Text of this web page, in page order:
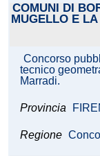
COMUNI DI
MUGELLO E
Concorso
tecnico
Marradi.
Provincia
Regione